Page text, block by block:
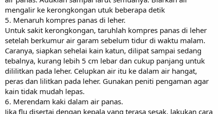
mengalir ke kerongkongan utuk beberapa detik
5. Menaruh kompres panas di leher.
Untuk sakit kerongkongan, taruhlah kompres panas di leher
setelah berkumur air garam sebelum tidur di waktu malam.
Caranya, siapkan sehelai kain katun, dilipat sampai sedang
tebalnya, kurang lebih 5 cm lebar dan cukup panjang untuk
dililitkan pada leher. Celupkan air itu ke dalam air hangat,
peras dan lilitkan pada leher. Gunakan peniti pengaman agar
kain tidak mudah lepas.
6. Merendam kaki dalam air panas.
Jika flu disertai dengan kepala yang terasa sesak, lakukan cara